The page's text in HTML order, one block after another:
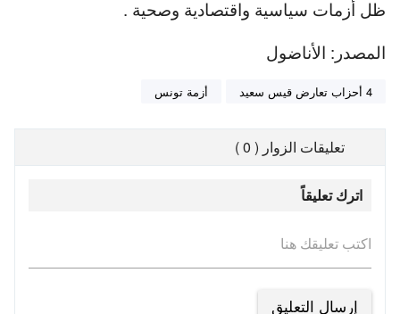
ظل أزمات سياسية واقتصادية وصحية .
المصدر: الأناضول
4 أحزاب تعارض قيس سعيد أزمة تونس
تعليقات الزوار ( 0 )
اترك تعليقاً
اكتب تعليقك هنا